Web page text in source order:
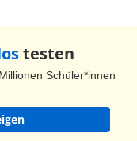
testen
Schüler*innen